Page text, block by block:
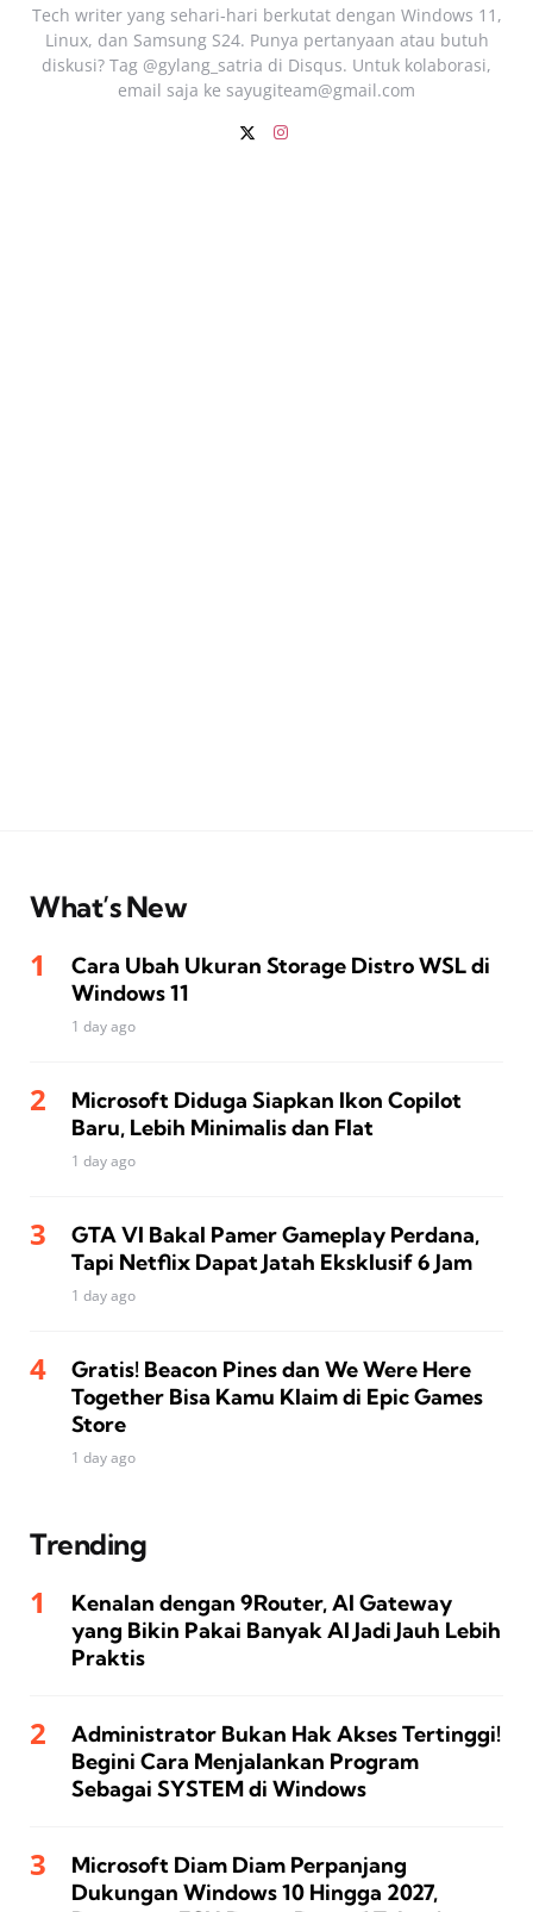
Tech writer yang sehari‑hari berkutat dengan Windows 11,
Linux, dan Samsung S24. Punya pertanyaan atau butuh
diskusi? Tag @gylang_satria di Disqus. Untuk kolaborasi,
email saja ke sayugiteam@gmail.com
What’s New
Cara Ubah Ukuran Storage Distro WSL di
Windows 11
1 day ago
Microsoft Diduga Siapkan Ikon Copilot
Baru, Lebih Minimalis dan Flat
1 day ago
GTA VI Bakal Pamer Gameplay Perdana,
Tapi Netflix Dapat Jatah Eksklusif 6 Jam
1 day ago
Gratis! Beacon Pines dan We Were Here
Together Bisa Kamu Klaim di Epic Games
Store
1 day ago
Trending
Kenalan dengan 9Router, AI Gateway
yang Bikin Pakai Banyak AI Jadi Jauh Lebih
Praktis
Administrator Bukan Hak Akses Tertinggi!
Begini Cara Menjalankan Program
Sebagai SYSTEM di Windows
Microsoft Diam Diam Perpanjang
Dukungan Windows 10 Hingga 2027,